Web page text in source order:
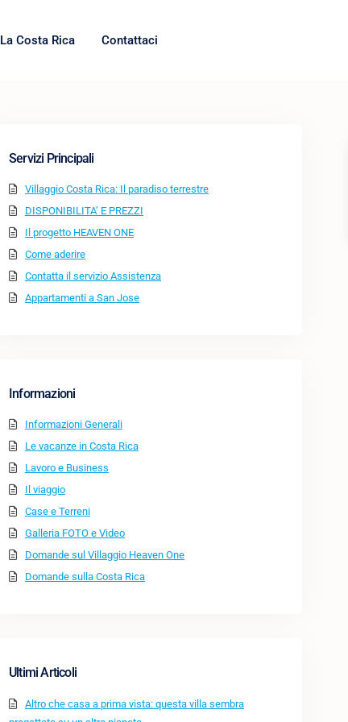
La Costa Rica Contattaci
Servizi Principali
Villaggio Costa Rica: Il paradiso terrestre
DISPONIBILITA’ E PREZZI
Il progetto HEAVEN ONE
Come aderire
Contatta il servizio Assistenza
Appartamenti a San Jose
Informazioni
Informazioni Generali
Le vacanze in Costa Rica
Lavoro e Business
Il viaggio
Case e Terreni
Galleria FOTO e Video
Domande sul Villaggio Heaven One
Domande sulla Costa Rica
Ultimi Articoli
Altro che casa a prima vista: questa villa sembra